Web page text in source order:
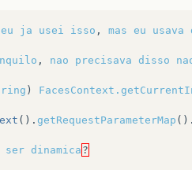
eu ja usei isso , mas eu usava
, nao precisava disso
)
(). getRequestParameterMap
ser dinamica ?